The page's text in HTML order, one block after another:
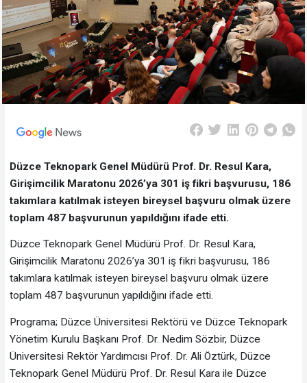
Düzce Teknopark Genel Müdürü Prof. Dr. Resul Kara,
Girişimcilik Maratonu 2026’ya 301 iş fikri başvurusu, 186
takımlara katılmak isteyen bireysel başvuru olmak üzere
toplam 487 başvurunun yapıldığını ifade etti.
Düzce Teknopark Genel Müdürü Prof. Dr. Resul Kara,
Girişimcilik Maratonu 2026’ya 301 iş fikri başvurusu, 186
takımlara katılmak isteyen bireysel başvuru olmak üzere
toplam 487 başvurunun yapıldığını ifade etti.
Programa; Düzce Üniversitesi Rektörü ve Düzce Teknopark
Yönetim Kurulu Başkanı Prof. Dr. Nedim Sözbir, Düzce
Üniversitesi Rektör Yardımcısı Prof. Dr. Ali Öztürk, Düzce
Teknopark Genel Müdürü Prof. Dr. Resul Kara ile Düzce